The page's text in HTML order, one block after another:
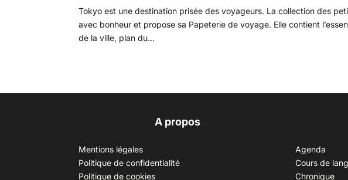
Tokyo est une destination prisée des voyageurs. La collection des
avec bonheur et propose sa Papeterie de voyage. Elle contient
de la ville, plan du...
A propos
Mentions légales
Politique de confidentialité
Politique de cookies
Agenda
Cours de
Chronique